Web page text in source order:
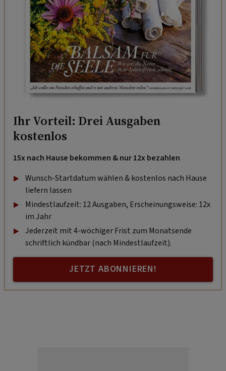
Ihr Vorteil: Drei Ausgaben
kostenlos
15x nach Hause bekommen & nur 12x bezahlen
Wunsch-Startdatum wählen & kostenlos nach Hause
liefern lassen
Mindestlaufzeit: 12 Ausgaben, Erscheinungsweise: 12x
im Jahr
Jederzeit mit 4-wöchiger Frist zum Monatsende
schriftlich kündbar (nach Mindestlaufzeit).
JETZT ABONNIEREN!